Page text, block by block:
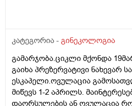
კატეგორია - გინეკოლოგია
გამარჯობა.ციკლი მქონდა
გაიხა პრეზერვატივი ნახევარ
ესკაპელი.ოვულაცია
მიწევს 1-2 აპრილს.
დაორსულების ან ოვულაცია